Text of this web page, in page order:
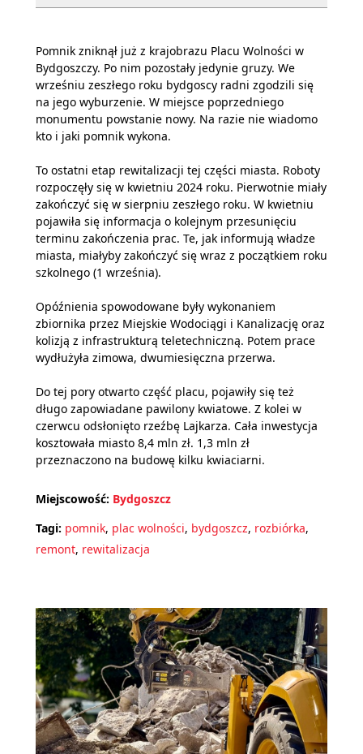
Pomnik zniknął już z krajobrazu Placu Wolności w
Bydgoszczy. Po nim pozostały jedynie gruzy. We
wrześniu zeszłego roku bydgoscy radni zgodzili się
na jego wyburzenie. W miejsce poprzedniego
monumentu powstanie nowy. Na razie nie wiadomo
kto i jaki pomnik wykona.
To ostatni etap rewitalizacji tej części miasta. Roboty
rozpoczęły się w kwietniu 2024 roku. Pierwotnie miały
zakończyć się w sierpniu zeszłego roku. W kwietniu
pojawiła się informacja o kolejnym przesunięciu
terminu zakończenia prac. Te, jak informują władze
miasta, miałyby zakończyć się wraz z początkiem roku
szkolnego (1 września).
Opóźnienia spowodowane były wykonaniem
zbiornika przez Miejskie Wodociągi i Kanalizację oraz
kolizją z infrastrukturą teletechniczną. Potem prace
wydłużyła zimowa, dwumiesięczna przerwa.
Do tej pory otwarto część placu, pojawiły się też
długo zapowiadane pawilony kwiatowe. Z kolei w
czerwcu odsłonięto rzeźbę Lajkarza. Cała inwestycja
kosztowała miasto 8,4 mln zł. 1,3 mln zł
przeznaczono na budowę kilku kwiaciarni.
Miejscowość: Bydgoszcz
Tagi: pomnik, plac wolności, bydgoszcz, rozbiórka,
remont, rewitalizacja